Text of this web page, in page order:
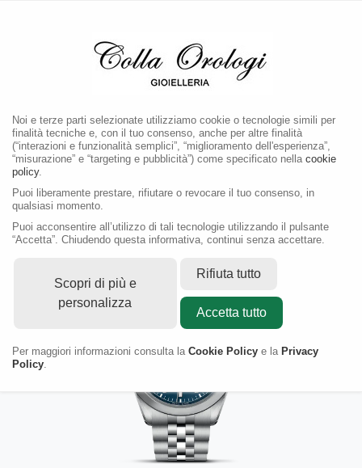
Noi e terze parti selezionate utilizziamo cookie o tecnologie simili per
finalità tecniche e, con il tuo consenso, anche per altre finalità
(“interazioni e funzionalità semplici”, “miglioramento dell'esperienza”,
“misurazione” e “targeting e pubblicità”) come specificato nella cookie
policy.
Puoi liberamente prestare, rifiutare o revocare il tuo consenso, in
qualsiasi momento.
Puoi acconsentire all’utilizzo di tali tecnologie utilizzando il pulsante
“Accetta”. Chiudendo questa informativa, continui senza accettare.
Scopri di più e
personalizza
Rifiuta tutto
Accetta tutto
Per maggiori informazioni consulta la Cookie Policy e la Privacy
Policy.